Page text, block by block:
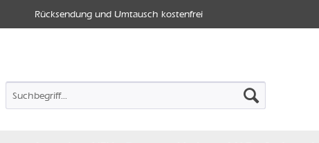
Rücksendung und Umtausch kostenfrei